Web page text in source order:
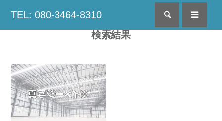
TEL: 080-3464-8310 検索
検索結果